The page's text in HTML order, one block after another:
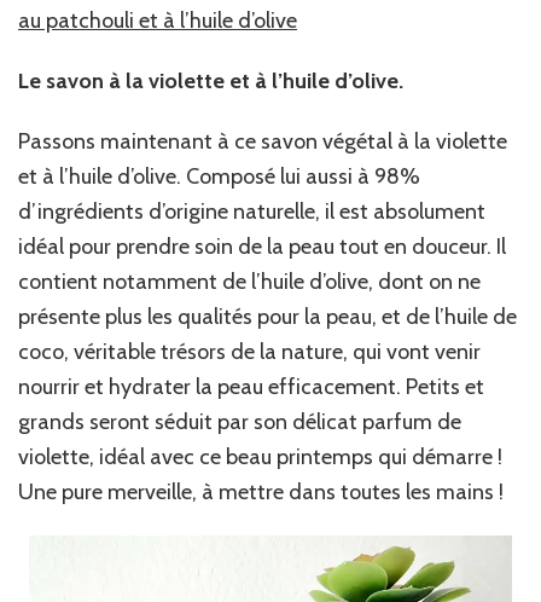
au patchouli et à l’huile d’olive
Le savon à la violette et à l’huile d’olive.
Passons maintenant à ce savon végétal à la violette
et à l’huile d’olive. Composé lui aussi à 98%
d’ingrédients d’origine naturelle, il est absolument
idéal pour prendre soin de la peau tout en douceur. Il
contient notamment de l’huile d’olive, dont on ne
présente plus les qualités pour la peau, et de l’huile de
coco, véritable trésors de la nature, qui vont venir
nourrir et hydrater la peau efficacement. Petits et
grands seront séduit par son délicat parfum de
violette, idéal avec ce beau printemps qui démarre !
Une pure merveille, à mettre dans toutes les mains !